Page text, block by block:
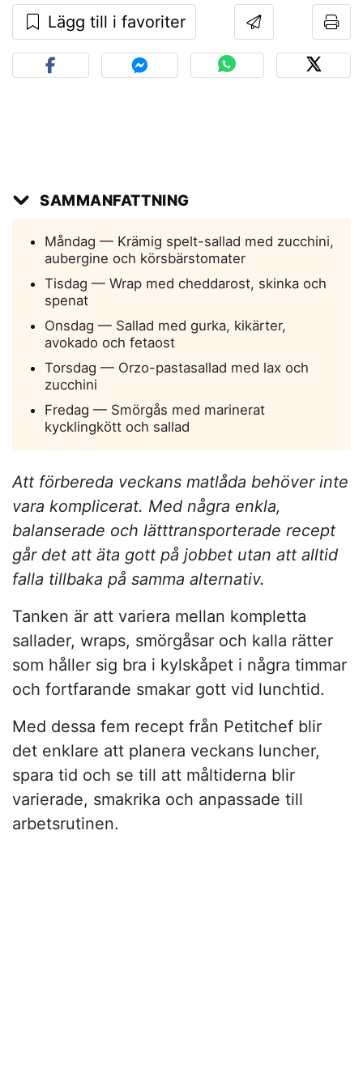
Lägg till i favoriter
SAMMANFATTNING
Måndag — Krämig spelt-sallad med zucchini,
aubergine och körsbärstomater
Tisdag — Wrap med cheddarost, skinka och
spenat
Onsdag — Sallad med gurka, kikärter,
avokado och fetaost
Torsdag — Orzo-pastasallad med lax och
zucchini
Fredag — Smörgås med marinerat
kycklingkött och sallad
Att förbereda veckans matlåda behöver inte
vara komplicerat. Med några enkla,
balanserade och lätttransporterade recept
går det att äta gott på jobbet utan att alltid
falla tillbaka på samma alternativ.
Tanken är att variera mellan kompletta
sallader, wraps, smörgåsar och kalla rätter
som håller sig bra i kylskåpet i några timmar
och fortfarande smakar gott vid lunchtid.
Med dessa fem recept från Petitchef blir
det enklare att planera veckans luncher,
spara tid och se till att måltiderna blir
varierade, smakrika och anpassade till
arbetsrutinen.